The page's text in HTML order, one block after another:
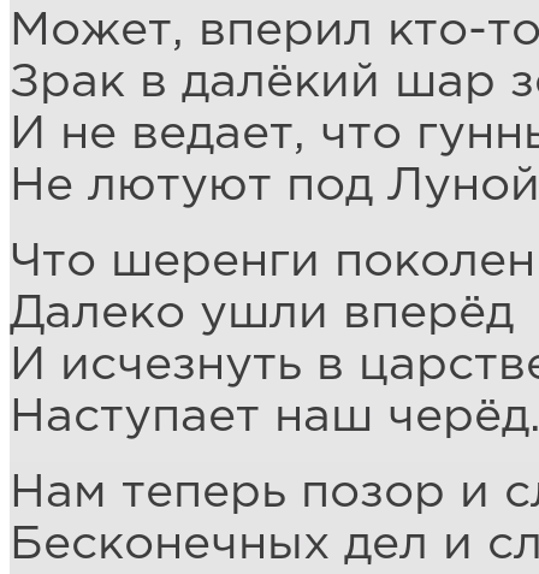
Может, вперил кто-
Зрак в далёкий шар
И не ведает, что
Не лютуют под
Что шеренги
Далеко ушли вперёд
И исчезнуть в
Наступает наш
Нам теперь позор и
Бесконечных дел и